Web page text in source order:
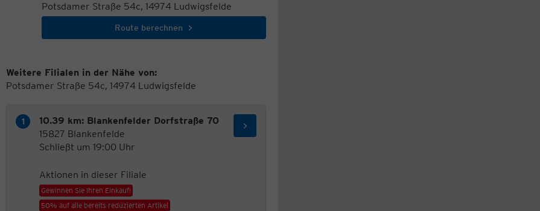
Potsdamer Straße 54c, 14974 Ludwigsfelde
Route berechnen
Weitere Filialen in der Nähe von:
Potsdamer Straße 54c, 14974 Ludwigsfelde
10.39 km: Blankenfelder Dorfstraße 70
15827 Blankenfelde
Schließt um 19:00 Uhr
Aktionen in dieser Filiale
Gewinnen Sie Ihren Einkauf!
50% auf alle bereits reduzierten Artikel